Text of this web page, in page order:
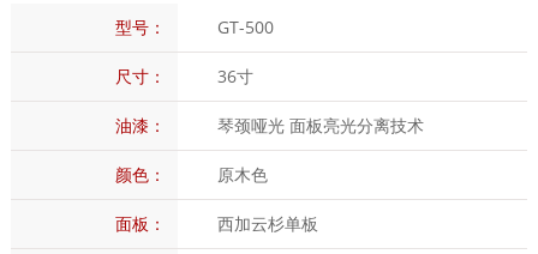
型号： GT-500
尺寸： 36寸
油漆： 琴颈哑光 面板亮光分离技术
颜色： 原木色
面板： 西加云杉单板